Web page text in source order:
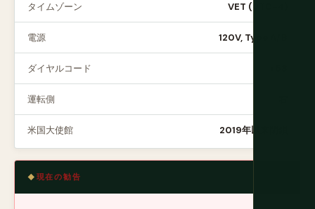
タイムゾーン VET (UTC-4)
電源 120V, Type A/B
ダイヤルコード
運転側
米国大使館 2019年以来閉鎖
現在の勧告